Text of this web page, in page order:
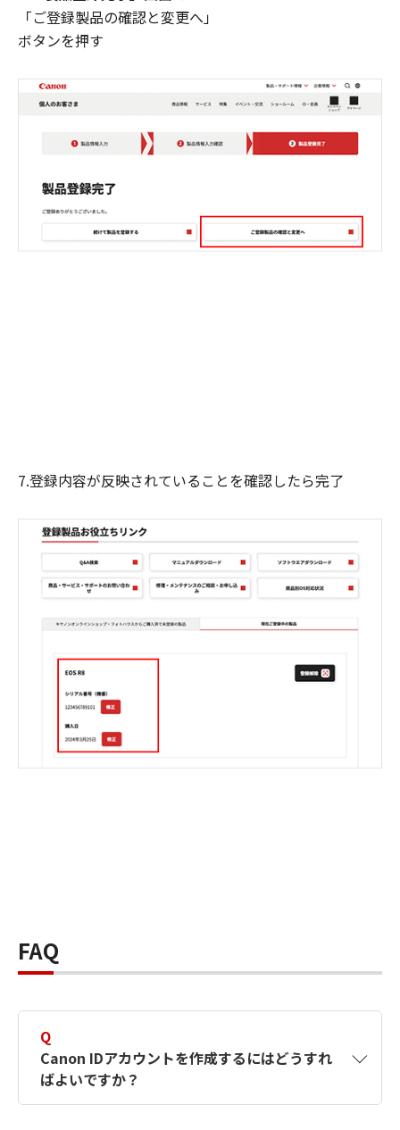
「ご登録製品の確認と変更へ」
ボタンを押す
7.登録内容が反映されていることを確認したら完了
FAQ
Q
Canon IDアカウントを作成するにはどうすれ
ばよいですか？